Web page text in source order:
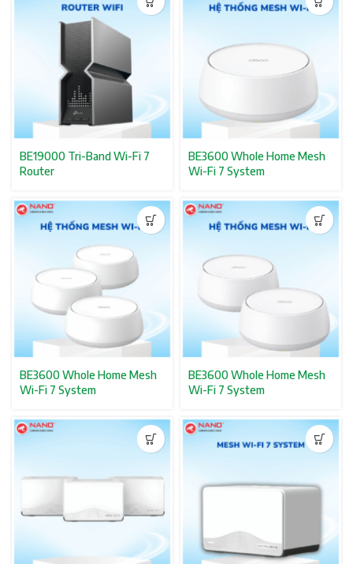
BE19000 Tri-Band Wi-Fi 7
Router
BE3600 Whole Home Mesh
Wi-Fi 7 System
BE3600 Whole Home Mesh
Wi-Fi 7 System
BE3600 Whole Home Mesh
Wi-Fi 7 System